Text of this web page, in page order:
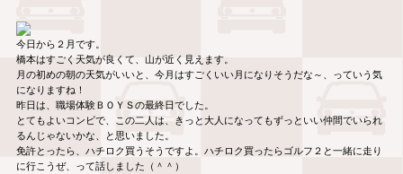
今日から２月です。
橋本はすごく天気が良くて、山が近く見えます。
月の初めの朝の天気がいいと、今月はすごくいい月になりそうだな～、っていう気
になりますね！
昨日は、職場体験ＢＯＹＳの最終日でした。
とてもよいコンビで、この二人は、きっと大人になってもずっといい仲間でいられ
るんじゃないかな、と思いました。
免許とったら、ハチロク買うそうですよ。ハチロク買ったらゴルフ２と一緒に走り
に行こうぜ、って話しました（＾＾）